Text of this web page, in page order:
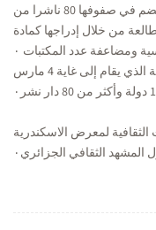
النقابة اﻠﺠزاﺌﺭﻴﺔ لناشري الكتب التي تضم في صفوفها 80 ناشرا من
من خلال إدراجها كمادة
ومضاعفة عدد المكتبات ٠
وتجدر الإشارة إلى أن معرض الإسكندرية الذي يقام إلى غاية 4 مارس
الثقافية لمعرض الاسكندرية
الثقافي الجزائري٠